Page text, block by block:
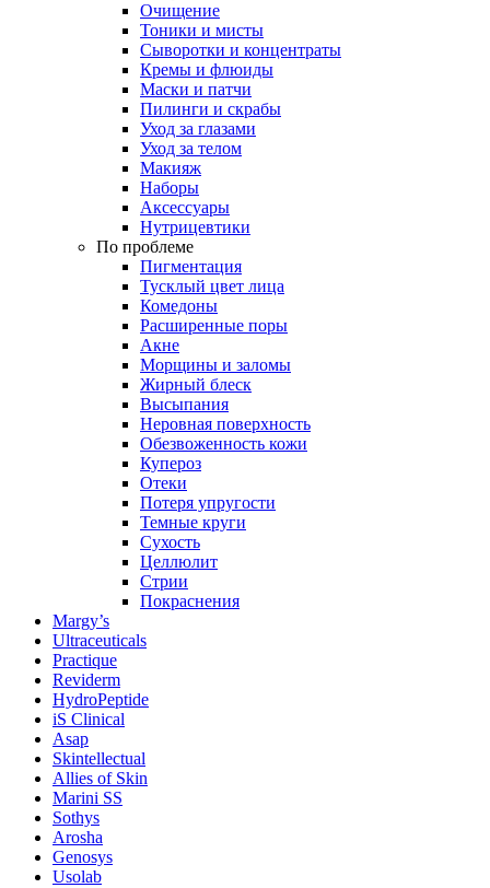
Очищение
Тоники и мисты
Сыворотки и концентраты
Кремы и флюиды
Маски и патчи
Пилинги и скрабы
Уход за глазами
Уход за телом
Макияж
Наборы
Аксессуары
Нутрицевтики
По проблеме
Пигментация
Тусклый цвет лица
Комедоны
Расширенные поры
Акне
Морщины и заломы
Жирный блеск
Высыпания
Неровная поверхность
Обезвоженность кожи
Купероз
Отеки
Потеря упругости
Темные круги
Сухость
Целлюлит
Стрии
Покраснения
Margy’s
Ultraceuticals
Practique
Reviderm
HydroPeptide
iS Clinical
Asap
Skintellectual
Allies of Skin
Marini SS
Sothys
Arosha
Genosys
Usolab